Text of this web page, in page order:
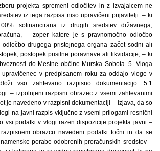
projekta spremeni odločitev in z izvajalcem ne
iz tega razpisa niso upravičeni prijavitelji: – ki
sofinancirana iz drugih sredstev državnega,
– zoper katere je s pravnomočno odločbo
drugega pristojnega organa začet sodni ali
postopek prisilne poravnave ali likvidacije, – ki
do Mestne občine Murska Sobota. 5. Vloga
v predpisanem roku za oddajo vloge v
vso zahtevano razpisno dokumentacijo. 5.1
– izpolnjeni razpisni obrazec z vsemi zahtevanimi
je navedeno v razpisni dokumentaciji – izjava, da so
na javni razpis vključno z vsemi prilogami resnični
vsi podatki v vlogi razen dispozicije projekta javni –
obrazcu navedeni podatki točni in da se
porabe odobrenih proračunskih sredstev –